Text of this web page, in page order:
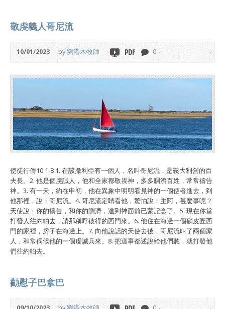
敬虔義人哥尼流
10/01/2023 by劉港木牧師 0
使徒行傳10:1-8 1. 在該撒利亞有一個人，名叫哥尼流，是義大利營的百
夫長。2. 他是個虔誠人，他和全家都敬畏神，多多賙濟百姓，常常禱告
神。3. 有一天，約在申初，他在異象中明明看見神的一個使者進去，到
他那裡，說：哥尼流。4. 哥尼流定睛看他，驚怕說：主阿，甚麼事呢？
天使說：你的禱告，和你的賙濟，達到神面前已蒙記念了。5. 現在你當
打發人往約帕去，請那稱呼彼得的西門來。6. 他住在海邊一個硝皮匠西
門的家裡，房子在海邊上。7. 向他說話的天使去後，哥尼流叫了兩個家
人，和常伺候他的一個虔誠兵來。8. 把這事都述說給他們聽，就打發他
們往約帕去。
勸慰子巴拿巴